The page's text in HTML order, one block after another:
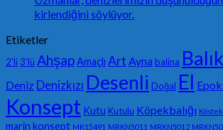
kirlendiğini söylüyor.
Etiketler
2'li 3'lü AhşapAmaçlı Art Ayna balina Balık
Deniz Denizkızı Desenli Doğal El
Konsept Kutu Kutulu Köpekbalığı
marin konsept MK15491 MRKN5011 MRKN5012